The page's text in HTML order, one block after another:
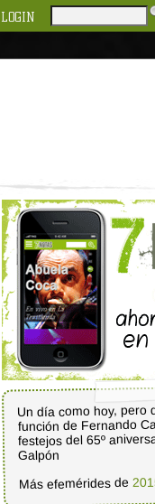
LOGIN
Un día como hoy, pero
función de Fernando
festejos del 65º
Galpón
Más efemérides de